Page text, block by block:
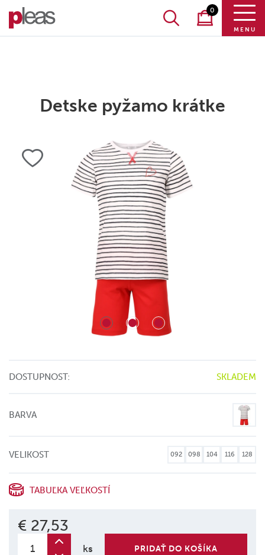
0
MENU
Detske pyžamo krátke
DOSTUPNOST: SKLADEM
BARVA
VELIKOST 092 098 104 116 128
TABUĽKA VEĽKOSTÍ
€ 27,53
ks PRIDAŤ DO KOŠÍKA